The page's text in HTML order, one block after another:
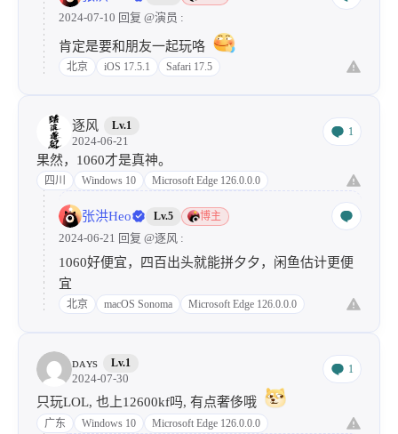
2024-07-10 回复 @演员 :
肯定是要和朋友一起玩咯
北京 iOS 17.5.1 Safari 17.5
逐风 Lv.1
2024-06-21
1
果然，1060才是真神。
四川 Windows 10 Microsoft Edge 126.0.0.0
张洪Heo Lv.5 博主
2024-06-21 回复 @逐风 :
1060好便宜，四百出头就能拼夕夕，闲鱼估计更便
宜
北京 macOS Sonoma Microsoft Edge 126.0.0.0
ᴅᴀʏs Lv.1
2024-07-30
1
只玩LOL, 也上12600kf吗, 有点奢侈哦
广东 Windows 10 Microsoft Edge 126.0.0.0